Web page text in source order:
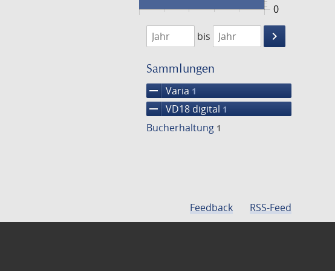
0
1746
1747
bis
keyboard_arrow_right
Suche
Sammlungen
remove Varia 1
remove VD18 digital 1
Bucherhaltung 1
Feedback RSS-Feed